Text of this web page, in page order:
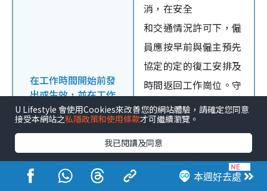
在工作時間開始前發
出或生效，並在工作
時間內取消或結束
消，在安全
和交通情況許可下，僱
員應按早前與僱主預先
協定的定的復工安排及
時間返回工作崗位。守
則建議如信號在工作時
間結束前3小時或以上
取消或終止，員工應盡
量在2小時內返回工作
本週好去處
U Lifestyle 會使用Cookies來改善您的網站體驗，請確定您同意
接受本網站之私隱政策和使用條款才可繼續瀏覽。
我已閱讀及同意